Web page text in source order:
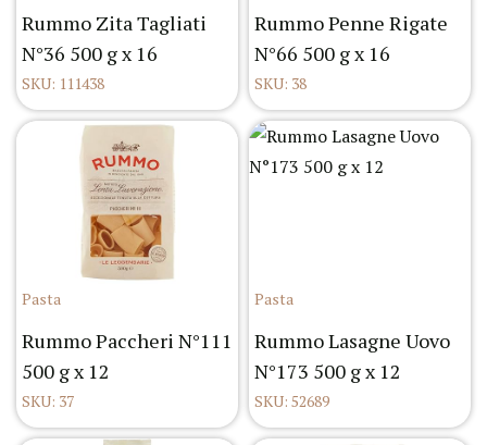
Rummo Zita Tagliati
N°36 500 g x 16
SKU: 111438
Rummo Penne Rigate
N°66 500 g x 16
SKU: 38
Pasta
Rummo Paccheri N°111
500 g x 12
SKU: 37
Pasta
Rummo Lasagne Uovo
N°173 500 g x 12
SKU: 52689